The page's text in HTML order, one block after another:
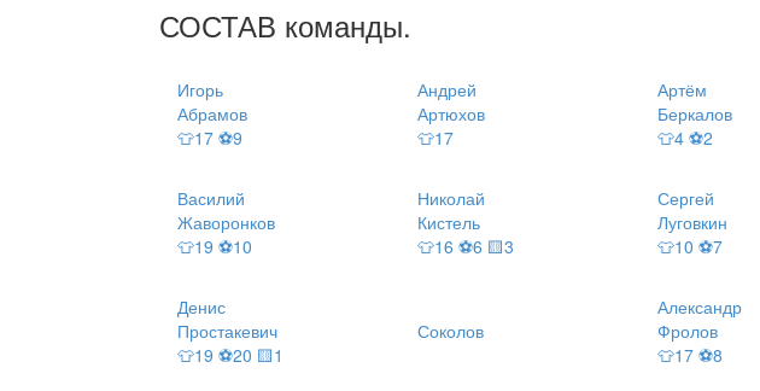
СОСТАВ команды.
Игорь
Абрамов
👕17 ⚽9
Андрей
Артюхов
👕17
Артём
Беркалов
👕4 ⚽2
Василий
Жаворонков
👕19 ⚽10
Николай
Кистель
👕16 ⚽6 🟨3
Сергей
Луговкин
👕10 ⚽7
Денис
Простакевич
👕19 ⚽20 🟨1
Соколов
Александр
Фролов
👕17 ⚽8